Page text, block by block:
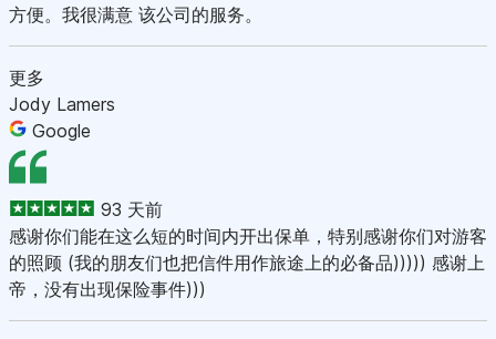
方便。我很满意 该公司的服务。
更多
Jody Lamers
Google
93 天前
感谢你们能在这么短的时间内开出保单，特别感谢你们对游客
的照顾 (我的朋友们也把信件用作旅途上的必备品))))) 感谢上
帝，没有出现保险事件)))